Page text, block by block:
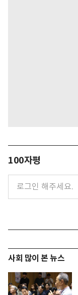
100자평
사회 많이 본 뉴스